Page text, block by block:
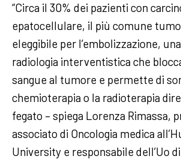
“Circa il 30% dei pazienti con
epatocellulare, il più comune
eleggibile per l’embolizzazione,
radiologia interventistica che
sangue al tumore e permette di
chemioterapia o la radioterapia
fegato – spiega Lorenza Rimassa,
associato di Oncologia medica
University e responsabile dell’Uo